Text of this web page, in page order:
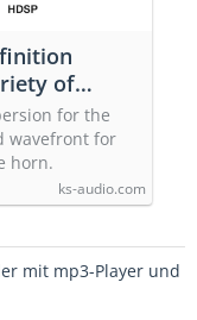
of
horn. —
for the
wavefront for
horn.
ks-audio.com
mit mp3-Player und